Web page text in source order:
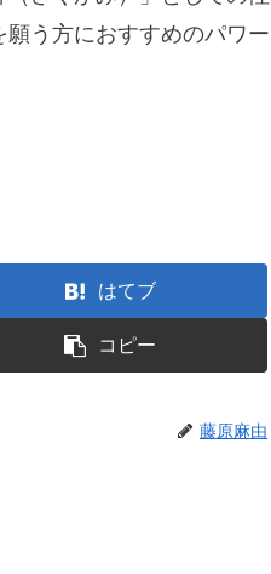
う方におすすめのパワー
はてブ
コピー
藤原麻由